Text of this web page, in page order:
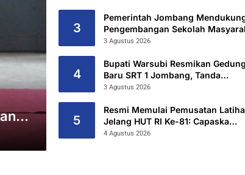
3
Pemerintah Jombang
Pengembangan Sekolah
Yang Kurang Mampu Hingga
Rakyat Terintegritas 1 Jombang
3 Agustus 2026
4
Bupati Warsubi Resmikan Gedung
Baru SRT 1 Jombang, Tanda
Dimulainya MPLS Tahun Ajaran
3 Agustus 2026
5
Resmi Memulai Pemusatan
Jelang HUT RI Ke-81: Capaska
Jombang 2026 “Mahesa Rakta
4 Agustus 2026